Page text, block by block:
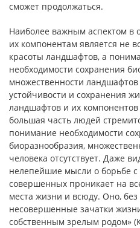
сможет продолжаться.
Наиболее важным аспектом
их компонентам является не
красоты ландшафтов, а
необходимости сохранения
множественности ландшафтов
устойчивости и сохранения
ландшафтов и их
большая часть людей
понимание необходимости
биоразнообразия,
человека отсутствует. Даже
нелепейшие мысли о борьбе
совершенных проникает на
места жизни и всюду. Оно,
несовершенные зачатки
собственным зрелым родом»